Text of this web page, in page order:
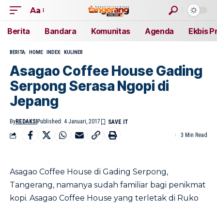
Aa
Berita Bandara Komunitas Agenda Ekbis
BERITA HOME INDEX KULINER
Asagao Coffee House Gading
Serpong Serasa Ngopi di
Jepang
ByREDAKSI Published: 4 Januari, 2017
3 Min Read
Asagao Coffee House di Gading Serpong,
Tangerang, namanya sudah familiar bagi penikmat
kopi. Asagao Coffee House yang terletak di Ruko